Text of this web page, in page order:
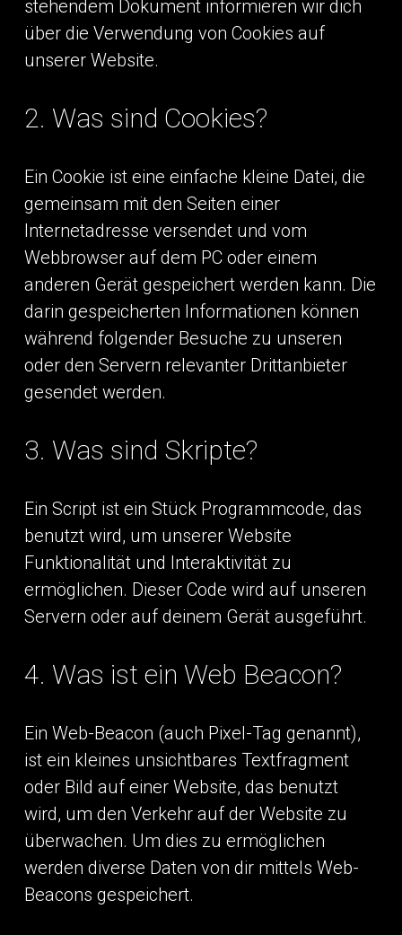
stehendem Dokument informieren wir dich
über die Verwendung von Cookies auf
unserer Website.
2. Was sind Cookies?
Ein Cookie ist eine einfache kleine Datei, die
gemeinsam mit den Seiten einer
Internetadresse versendet und vom
Webbrowser auf dem PC oder einem
anderen Gerät gespeichert werden kann. Die
darin gespeicherten Informationen können
während folgender Besuche zu unseren
oder den Servern relevanter Drittanbieter
gesendet werden.
3. Was sind Skripte?
Ein Script ist ein Stück Programmcode, das
benutzt wird, um unserer Website
Funktionalität und Interaktivität zu
ermöglichen. Dieser Code wird auf unseren
Servern oder auf deinem Gerät ausgeführt.
4. Was ist ein Web Beacon?
Ein Web-Beacon (auch Pixel-Tag genannt),
ist ein kleines unsichtbares Textfragment
oder Bild auf einer Website, das benutzt
wird, um den Verkehr auf der Website zu
überwachen. Um dies zu ermöglichen
werden diverse Daten von dir mittels Web-
Beacons gespeichert.